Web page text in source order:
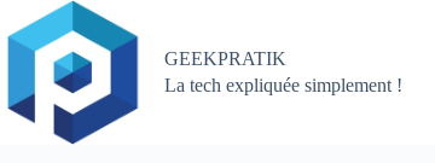
au
contenu
GEEKPRATIK
La tech expliquée simplement !